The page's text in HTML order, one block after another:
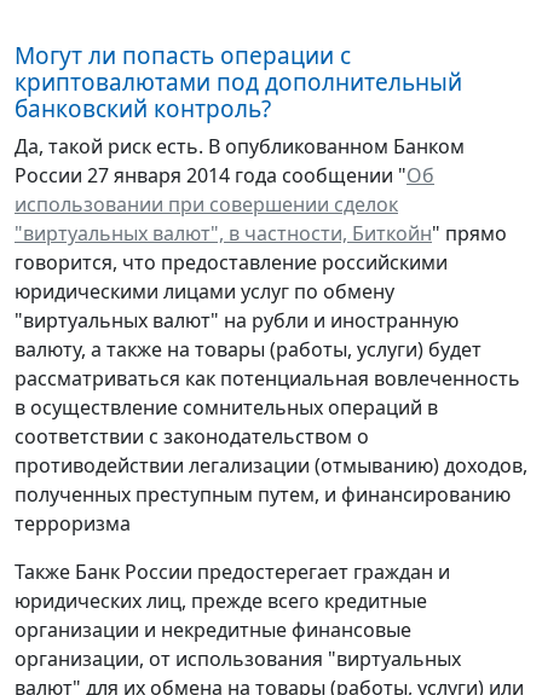
Могут ли попасть операции с
криптовалютами под дополнительный
банковский контроль?
Да, такой риск есть. В опубликованном Банком
России 27 января 2014 года сообщении "Об
использовании при совершении сделок
"виртуальных валют", в частности, Биткойн" прямо
говорится, что предоставление российскими
юридическими лицами услуг по обмену
"виртуальных валют" на рубли и иностранную
валюту, а также на товары (работы, услуги) будет
рассматриваться как потенциальная вовлеченность
в осуществление сомнительных операций в
соответствии с законодательством о
противодействии легализации (отмыванию) доходов,
полученных преступным путем, и финансированию
терроризма
Также Банк России предостерегает граждан и
юридических лиц, прежде всего кредитные
организации и некредитные финансовые
организации, от использования "виртуальных
валют" для их обмена на товары (работы, услуги) или